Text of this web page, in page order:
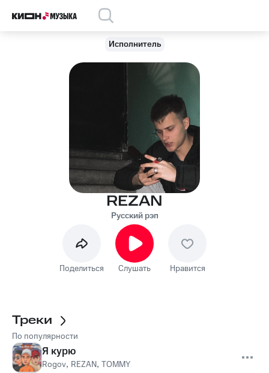
Исполнитель
REZAN
Русский рэп
Поделиться Слушать Нравится
Треки
По популярности
Я курю
Rogov, REZAN, TOMMY